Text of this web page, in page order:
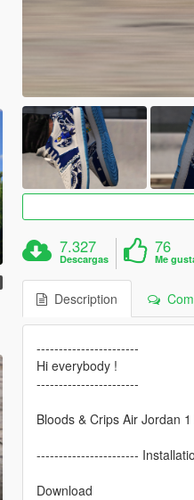
7.327
Descargas
76
Me
Description
-----------------------
Hi everybody !
-----------------------
Bloods & Crips Air Jordan
-----------------------
Download